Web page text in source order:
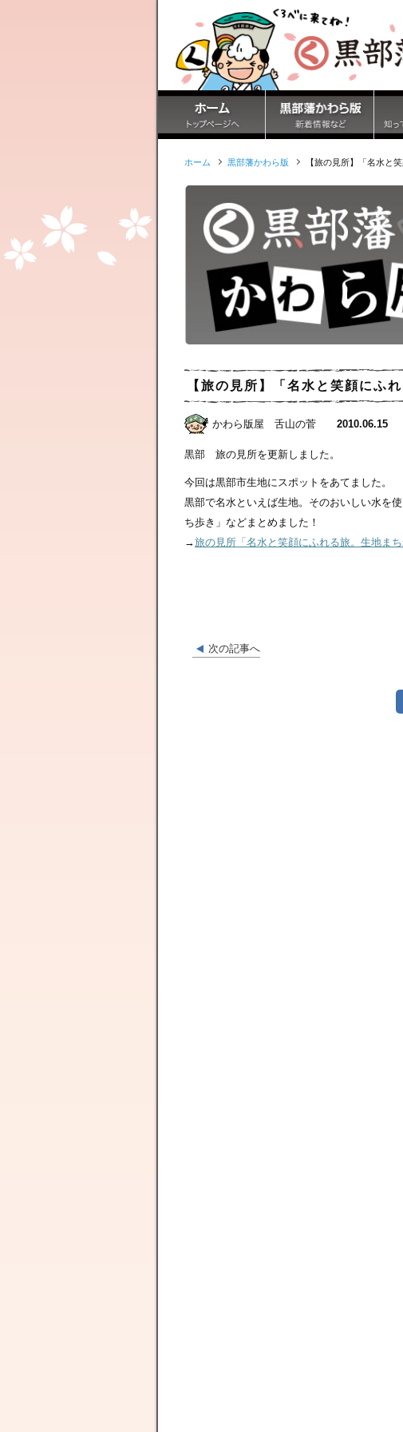
ホーム 黒部藩かわら版 【旅の見所】「名水と
【旅の見所】「名水と笑顔にふ
かわら版屋 舌山の菅 2010.06.15
黒部 旅の見所を更新しました。
今回は黒部市生地にスポットをあてました。
黒部で名水といえば生地。そのおいしい水を
ち歩き」などまとめました！
→旅の見所「名水と笑顔にふれる旅。生地ま
次の記事へ